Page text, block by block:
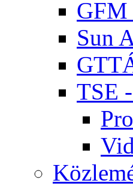
GFM
Sun
TSE